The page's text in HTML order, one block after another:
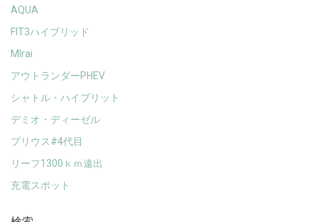
AQUA
FIT3ハイブリッド
MIrai
アウトランダーPHEV
シャトル・ハイブリット
デミオ・ディーゼル
プリウス#4代目
リーフ1300ｋｍ遠出
充電スポット